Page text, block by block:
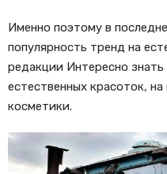
Именно поэтому в
популярность тренд на
редакции Интересно
естественных красоток,
косметики.